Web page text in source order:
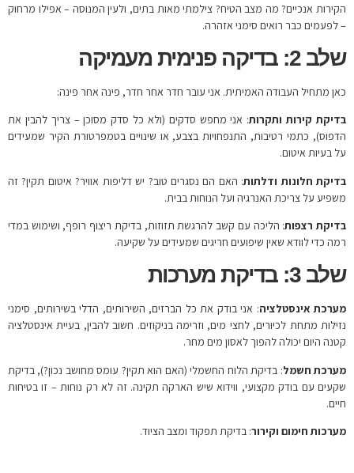
הקירות אנכיים? מה מצב הטיח? צילמתי מאות בתים, ולעין המנוסה – אפילו מרחוק
– לפעמים כבר רואים סימני אזהרה.
שלב 2: בדיקה פנימית מעמיקה
כאן מתחיל העבודה האמיתית. אני עובר חדר אחר חדר, פינה אחר פינה:
בדיקת קירות ותקרות: אני מחפש סדקים (ולא כל סדק מסוכן – צריך להבין את
הדפוס), כתמי רטיבות, התנפחויות בצבע, או שינויים בטמפרטורת הקיר שמעידים
על בעיות איטום.
בדיקת חלונות ודלתות: האם הם נסגרים טוב? יש דליפות אוויר? איטום תקין? זה
משפיע על צריכת האנרגיה ועל הנוחות בבית.
בדיקת רצפות: הליכה עם קשב להרגשת תזוזות, בדיקת ריצוף רופף, ושימוש במדי
רמה כדי לוודא שאין שיפועים חריגים שמעידים על שקיעה.
שלב 3: בדיקת מערכות
מערכת אינסטלציה: אני בודק את כל הברזים, השירותים, הדלי בשירותים, סימני
נזילות מתחת לכיורים, לחצי מים, וזרימה בניקוזים. חשוב להבין, בעיית אינסטלציה
קטנה היום יכולה להפוך לאסון מים מחר.
מערכת חשמל: בדיקת הלוח החשמלי (האם הוא תקין? עומס מחושב נכון?), בדיקת
שקעים עם בודק מקצועי, ווידוא שיש הארקה תקינה. זה לא רק נוחות – זו בטיחות
חיים.
מערכות חימום וקירור: בדיקת תפקוד ומצב הציוד.